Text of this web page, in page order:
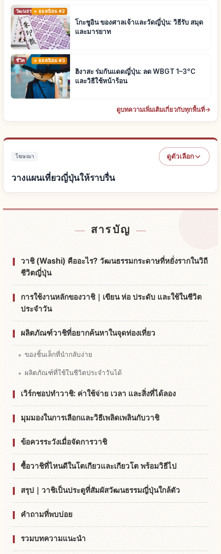
วัฒนธรรมดั้งเดิมยอดนิยม #2
โกะชูอิน ของศาลเจ้าและวัดญี่ปุ่น: วิธีรับ สมุด
และมารยาท
ชีวิต ยอดนิยม #3
ฮิงาสะ ร่มกันแดดญี่ปุ่น: ลด WBGT 1–3°C
และวิธีใช้หน้าร้อน
ดูบทความเพิ่มเติมเกี่ยวกับทุกพื้นที่→
โฆษณา ดูตัวเลือก
วางแผนเที่ยวญี่ปุ่นให้ราบรื่น
สารบัญ
วาชิ (Washi) คืออะไร? วัฒนธรรมกระดาษที่หยั่งรากในวิถี
ชีวิตญี่ปุ่น
การใช้งานหลักของวาชิ｜เขียน ห่อ ประดับ และใช้ในชีวิต
ประจำวัน
ผลิตภัณฑ์วาชิที่อยากค้นหาในจุดท่องเที่ยว
ของชิ้นเล็กที่นำกลับง่าย
ผลิตภัณฑ์ที่ใช้ในชีวิตประจำวันได้
เวิร์กชอปทำวาชิ: ค่าใช้จ่าย เวลา และสิ่งที่ได้ลอง
มุมมองในการเลือกและวิธีเพลิดเพลินกับวาชิ
ข้อควรระวังเมื่อจัดการวาชิ
ซื้อวาชิที่ไหนดีในโตเกียวและเกียวโต พร้อมวิธีไป
สรุป｜วาชิเป็นประตูที่สัมผัสวัฒนธรรมญี่ปุ่นใกล้ตัว
คำถามที่พบบ่อย
รวมบทความแนะนำ